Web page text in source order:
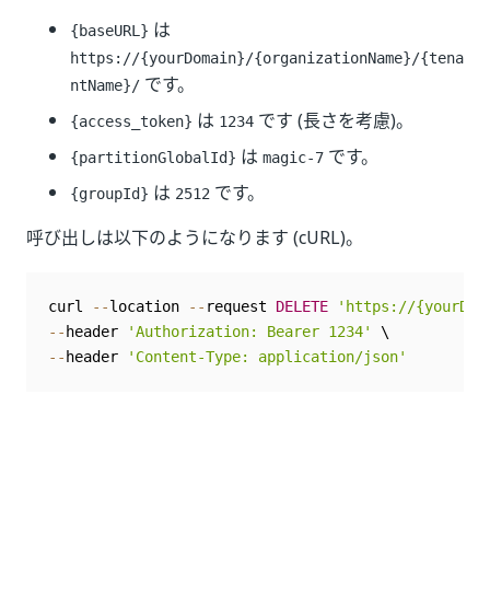
{baseURL} は
https://{yourDomain}/{organizationName}/{tena
ntName}/ です。
{access_token} は 1234 です (長さを考慮)。
{partitionGlobalId} は magic-7 です。
{groupId} は 2512 です。
呼び出しは以下のようになります (cURL)。
curl --location -- request DELETE
'https://
-- header 'Authorization: Bearer 1234'
-- header 'Content-Type: application/json'